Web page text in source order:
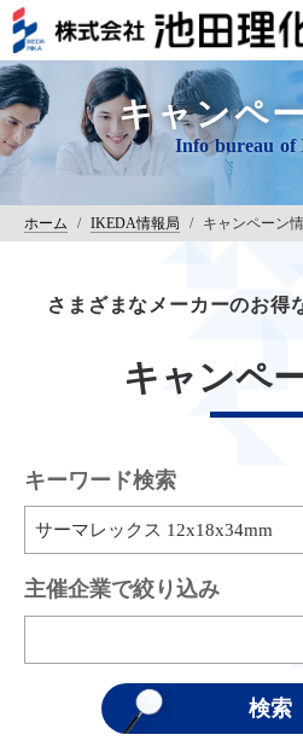
キャンペ
ホーム / IKEDA情報局 / キャンペーン
さまざまなメーカーのお得
キャンペ
キーワード検索
主催企業で絞り込み